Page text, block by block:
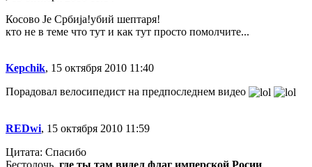
Косово Je Србиja!убий шептаря!
кто не в теме что тут и как тут просто помолчите...
Kepchik, 15 октября 2010 11:40
Порадовал велосипедист на предпоследнем видео
REDwi, 15 октября 2010 11:59
Цитата: Спасибо